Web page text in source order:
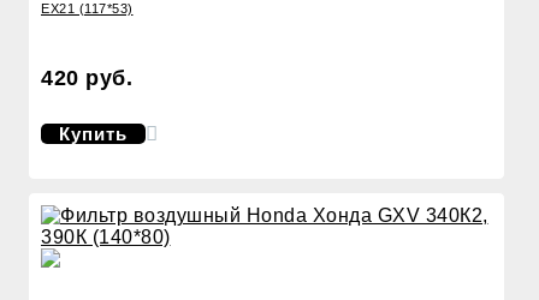
EX21 (117*53)
420 руб.
Купить